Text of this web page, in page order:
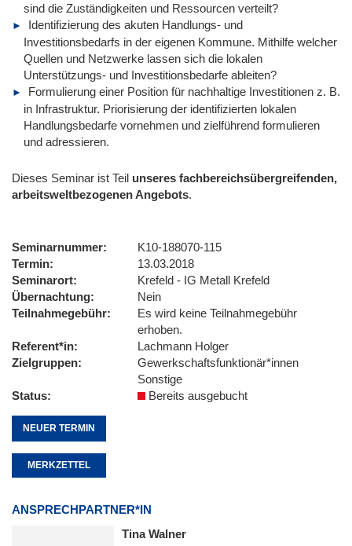
sind die Zuständigkeiten und Ressourcen verteilt?
Identifizierung des akuten Handlungs- und
Investitionsbedarfs in der eigenen Kommune. Mithilfe welcher
Quellen und Netzwerke lassen sich die lokalen
Unterstützungs- und Investitionsbedarfe ableiten?
Formulierung einer Position für nachhaltige Investitionen z. B.
in Infrastruktur. Priorisierung der identifizierten lokalen
Handlungsbedarfe vornehmen und zielführend formulieren
und adressieren.
Dieses Seminar ist Teil unseres fachbereichsübergreifenden,
arbeitsweltbezogenen Angebots.
Seminarnummer
K10-188070-115
Termin
13.03.2018
Seminarort
Krefeld - IG Metall Krefeld
Übernachtung
Nein
Teilnahmegebühr
Es wird keine Teilnahmegebühr
erhoben.
Referent*in
Lachmann Holger
Zielgruppen
Gewerkschaftsfunktionär*innen
Sonstige
Status
Bereits ausgebucht
NEUER TERMIN
MERKZETTEL
ANSPRECHPARTNER*IN
Tina Walner